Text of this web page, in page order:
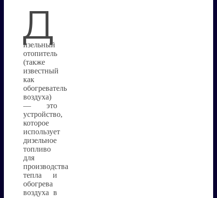
Д
изельный
отопитель
(также
известный
как
обогреватель
воздуха)
— это
устройство,
которое
использует
дизельное
топливо
для
производства
тепла и
обогрева
воздуха в